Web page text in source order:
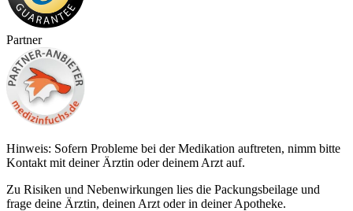
Partner
Hinweis: Sofern Probleme bei der Medikation auftreten, nimm bitte
Kontakt mit deiner Ärztin oder deinem Arzt auf.
Zu Risiken und Nebenwirkungen lies die Packungsbeilage und
frage deine Ärztin, deinen Arzt oder in deiner Apotheke.